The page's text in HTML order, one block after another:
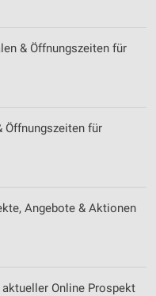
& Öffnungszeiten für
Öffnungszeiten für
Angebote & Aktionen
aktueller Online Prospekt